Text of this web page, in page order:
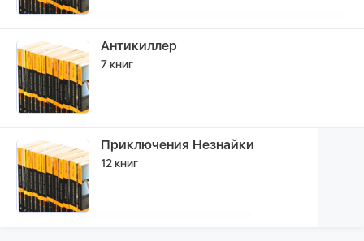
Антикиллер
7 книг
Приключения Незнайки
12 книг